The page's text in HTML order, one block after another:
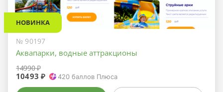
НОВИНКА
№ 90197
Аквапарки, водные аттракционы
14990 ₽
10493 ₽ 420 баллов Плюса